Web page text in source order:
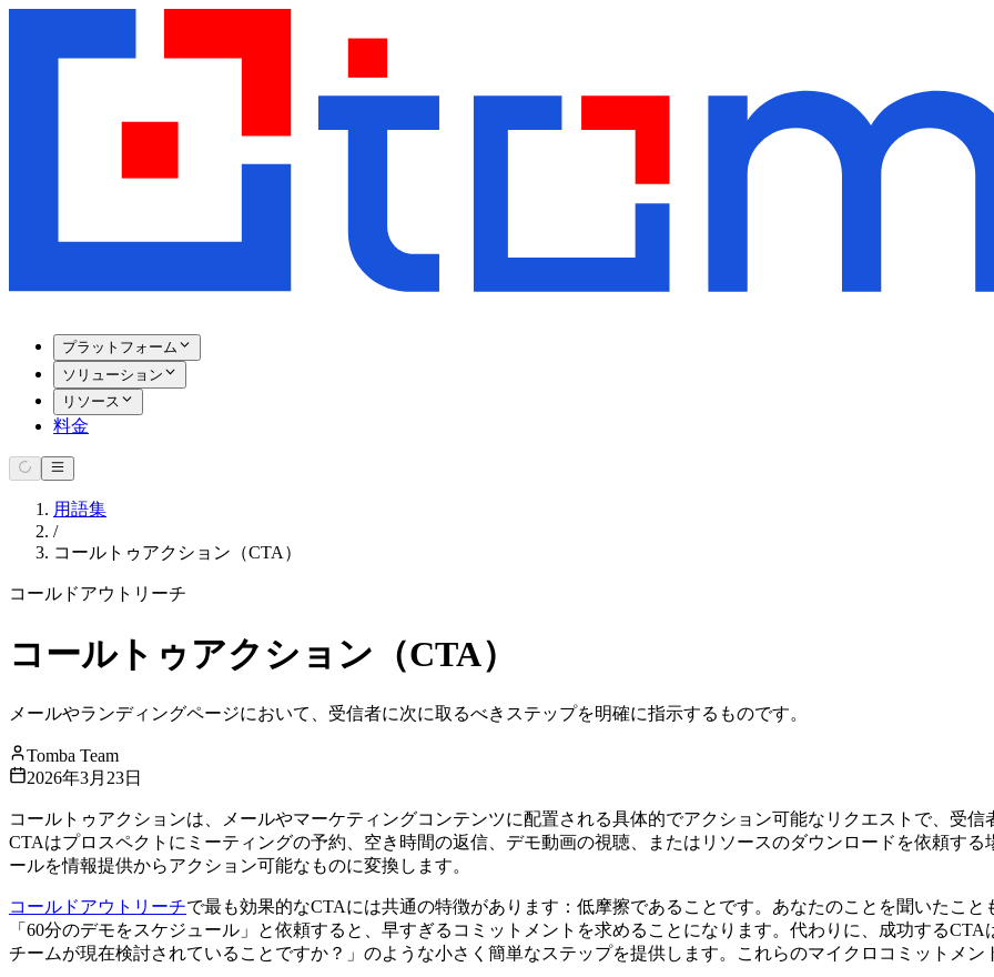
プラットフォーム
ソリューション
リソース
料金
用語集
/
コールトゥアクション（CTA）
コールドアウトリーチ
コールトゥアクション（CTA）
メールやランディングページにおいて、受信者に次に取るべきステップを明確に指示するものです。
Tomba Team
2026年3月23日
コールトゥアクションは、メールやマーケティングコンテンツに配置される具体的でアクション可能なリクエストで、受
CTAはプロスペクトにミーティングの予約、空き時間の返信、デモ動画の視聴、またはリソースのダウンロードを依頼す
ールを情報提供からアクション可能なものに変換します。
コールドアウトリーチで最も効果的なCTAには共通の特徴があります：低摩擦であることです。あなたのことを聞いたこ
「60分のデモをスケジュール」と依頼すると、早すぎるコミットメントを求めることになります。代わりに、成功する
チームが現在検討されていることですか？」のような小さく簡単なステップを提供します。これらのマイクロコミットメ